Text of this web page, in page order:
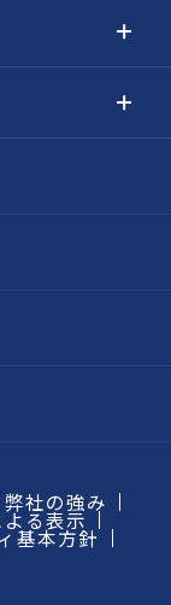
弊社の強み
る表示
基本方針